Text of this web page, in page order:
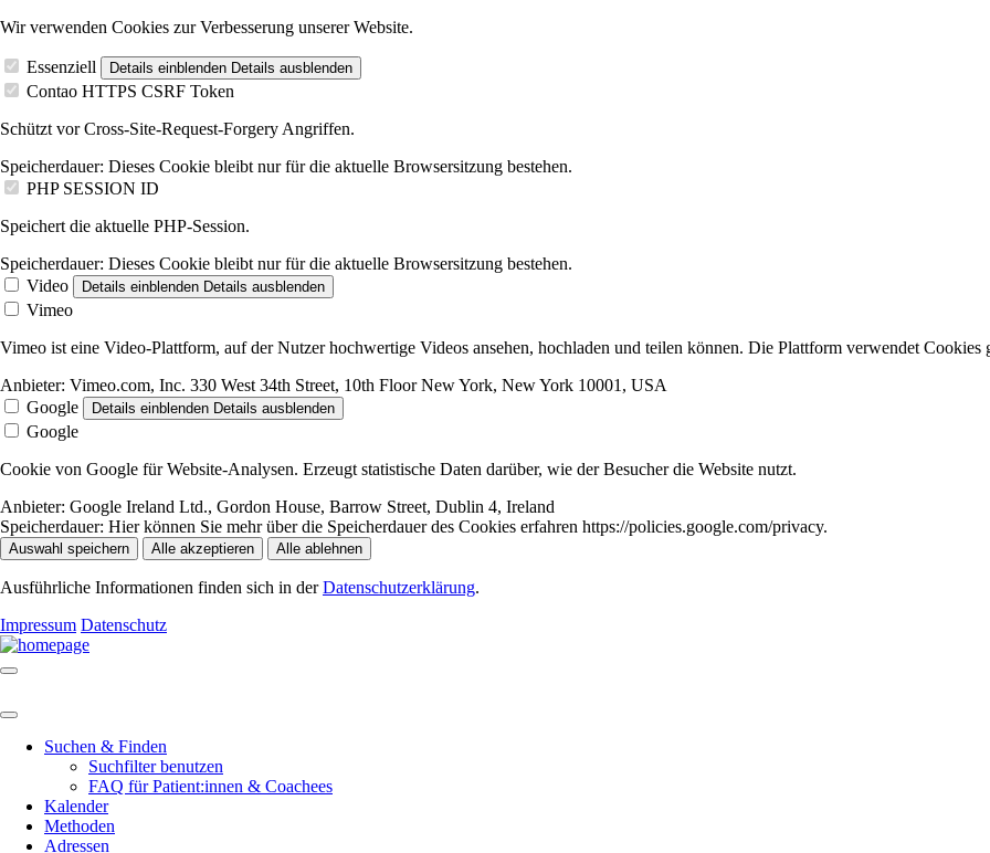
Wir verwenden Cookies zur Verbesserung unserer Website.
Essenziell Details einblenden Details ausblenden
Contao HTTPS CSRF Token
Schützt vor Cross-Site-Request-Forgery Angriffen.
Speicherdauer: Dieses Cookie bleibt nur für die aktuelle Browsersitzung bestehen.
PHP SESSION ID
Speichert die aktuelle PHP-Session.
Speicherdauer: Dieses Cookie bleibt nur für die aktuelle Browsersitzung bestehen.
Video
Details einblenden Details ausblenden
Vimeo
Vimeo ist eine Video-Plattform, auf der Nutzer hochwertige Videos ansehen, hochladen und teilen können. Die Plattform verwendet Cookies
Anbieter: Vimeo.com, Inc. 330 West 34th Street, 10th Floor New York, New York 10001, USA
Google
Details einblenden Details ausblenden
Google
Cookie von Google für Website-Analysen. Erzeugt statistische Daten darüber, wie der Besucher die Website nutzt.
Anbieter: Google Ireland Ltd., Gordon House, Barrow Street, Dublin 4, Ireland
Speicherdauer: Hier können Sie mehr über die Speicherdauer des Cookies erfahren https://policies.google.com/privacy.
Auswahl speichern Alle akzeptieren Alle ablehnen
Ausführliche Informationen finden sich in derDatenschutzerklärung.
Impressum Datenschutz
Suchen & Finden
Suchfilter benutzen
FAQ für Patient:innen & Coachees
Kalender
Methoden
Adressen